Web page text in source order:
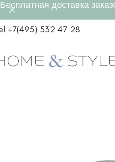
+7(495) 532 47 28
Бесплатная доставка